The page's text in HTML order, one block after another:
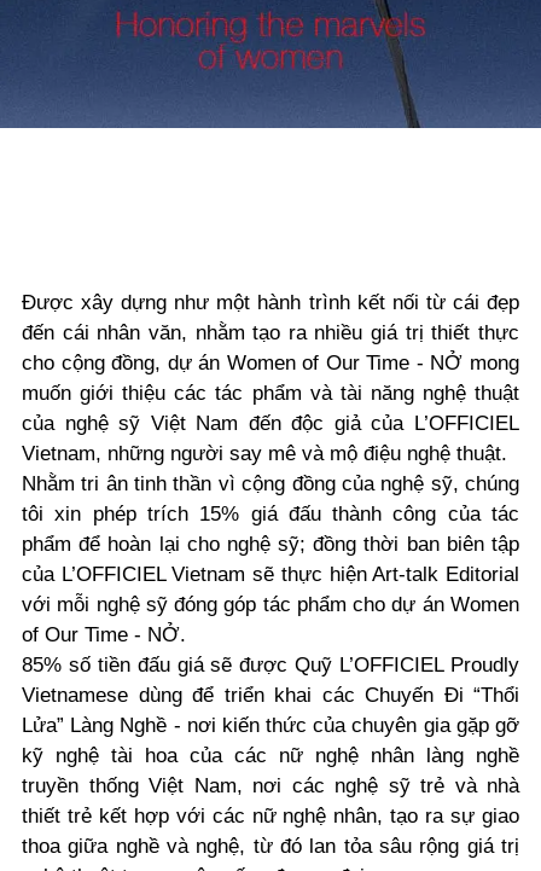
Được xây dựng như một hành trình kết nối từ cái đẹp
đến cái nhân văn, nhằm tạo ra nhiều giá trị thiết thực
cho cộng đồng, dự án Women of Our Time - NỞ mong
muốn giới thiệu các tác phẩm và tài năng nghệ thuật
của nghệ sỹ Việt Nam đến độc giả của L’OFFICIEL
Vietnam, những người say mê và mộ điệu nghệ thuật.
Nhằm tri ân tinh thần vì cộng đồng của nghệ sỹ, chúng
tôi xin phép trích 15% giá đấu thành công của tác
phẩm để hoàn lại cho nghệ sỹ; đồng thời ban biên tập
của L’OFFICIEL Vietnam sẽ thực hiện Art-talk Editorial
với mỗi nghệ sỹ đóng góp tác phẩm cho dự án Women
of Our Time - NỞ.
85% số tiền đấu giá sẽ được Quỹ L’OFFICIEL Proudly
Vietnamese dùng để triển khai các Chuyến Đi “Thổi
Lửa” Làng Nghề - nơi kiến thức của chuyên gia gặp gỡ
kỹ nghệ tài hoa của các nữ nghệ nhân làng nghề
truyền thống Việt Nam, nơi các nghệ sỹ trẻ và nhà
thiết trẻ kết hợp với các nữ nghệ nhân, tạo ra sự giao
thoa giữa nghề và nghệ, từ đó lan tỏa sâu rộng giá trị